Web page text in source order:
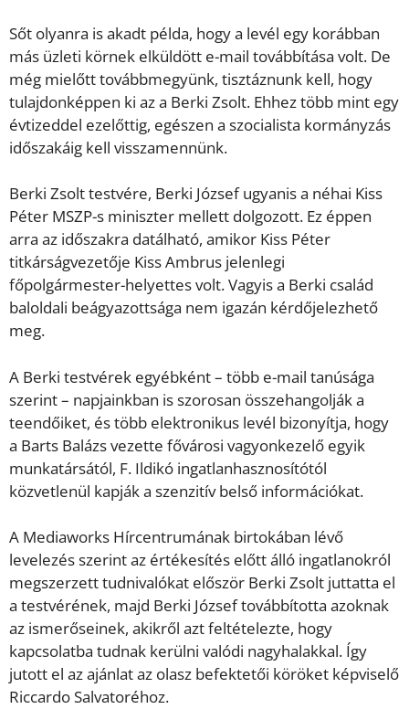
Sőt olyanra is akadt példa, hogy a levél egy korábban
más üzleti körnek elküldött e-mail továbbítása volt. De
még mielőtt továbbmegyünk, tisztáznunk kell, hogy
tulajdonképpen ki az a Berki Zsolt. Ehhez több mint egy
évtizeddel ezelőttig, egészen a szocialista kormányzás
időszakáig kell visszamennünk.
Berki Zsolt testvére, Berki József ugyanis a néhai Kiss
Péter MSZP-s miniszter mellett dolgozott. Ez éppen
arra az időszakra datálható, amikor Kiss Péter
titkárságvezetője Kiss Ambrus jelenlegi
főpolgármester-helyettes volt. Vagyis a Berki család
baloldali beágyazottsága nem igazán kérdőjelezhető
meg.
A Berki testvérek egyébként – több e-mail tanúsága
szerint – napjainkban is szorosan összehangolják a
teendőiket, és több elektronikus levél bizonyítja, hogy
a Barts Balázs vezette fővárosi vagyonkezelő egyik
munkatársától, F. Ildikó ingatlanhasznosítótól
közvetlenül kapják a szenzitív belső információkat.
A Mediaworks Hírcentrumának birtokában lévő
levelezés szerint az értékesítés előtt álló ingatlanokról
megszerzett tudnivalókat először Berki Zsolt juttatta el
a testvérének, majd Berki József továbbította azoknak
az ismerőseinek, akikről azt feltételezte, hogy
kapcsolatba tudnak kerülni valódi nagyhalakkal. Így
jutott el az ajánlat az olasz befektetői köröket képviselő
Riccardo Salvatoréhoz.